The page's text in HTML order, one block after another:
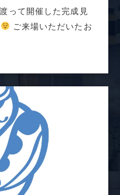
って開催した完成見
ご来場いただいたお